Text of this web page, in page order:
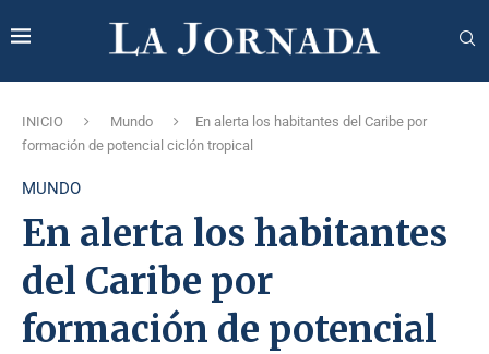
INICIO Mundo
En alerta los habitantes del Caribe por
formación de potencial ciclón tropical
MUNDO
En alerta los habitantes
del Caribe por
formación de potencial